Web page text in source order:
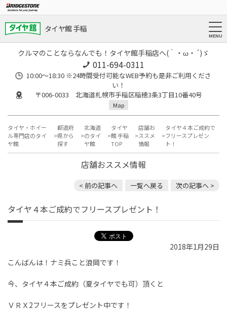
タイヤ館 手稲
クルマのことならなんでも！タイヤ館手稲店へ(｀・ω・´)ゞ
011-694-0311
10:00～18:30 ※24時間受付可能なWEB予約も是非ご利用くださ
い！
〒006-0033 北海道札幌市手稲区稲穂3条3丁目10番40号
Map
タイヤ・ホイー
ル専門店のタイ
ヤ館
都道府
県から
探す
北海道
のタイ
ヤ館
タイヤ
館 手稲
TOP
店舗お
ススメ
情報
タイヤ４本ご成約で
フリースプレゼン
ト！
店舗おススメ情報
< 前の記事へ 一覧へ戻る 次の記事へ >
タイヤ４本ご成約でフリースプレゼント！
2018年1月29日
こんばんは！ナミ兵こと浪岡です！
今、タイヤ４本ご成約（夏タイヤでも可）頂くと
ＶＲＸ2フリースをプレゼント中です！